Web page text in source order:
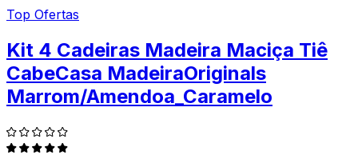
Top Ofertas
Kit 4 Cadeiras Madeira Maciça Tiê
CabeCasa MadeiraOriginals
Marrom/Amendoa_Caramelo